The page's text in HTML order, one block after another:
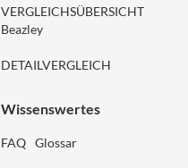
VERGLEICHSÜBERSICHT
Beazley
DETAILVERGLEICH
Wissenswertes
FAQ Glossar